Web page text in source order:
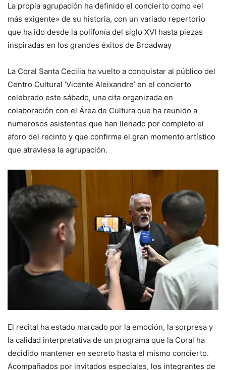
La propia agrupación ha definido el concierto como «el
más exigente» de su historia, con un variado repertorio
que ha ido desde la polifonía del siglo XVI hasta piezas
inspiradas en los grandes éxitos de Broadway
La Coral Santa Cecilia ha vuelto a conquistar al público del
Centro Cultural ‘Vicente Aleixandre’ en el concierto
celebrado este sábado, una cita organizada en
colaboración con el Área de Cultura que ha reunido a
numerosos asistentes que han llenado por completo el
aforo del recinto y que confirma el gran momento artístico
que atraviesa la agrupación.
El recital ha estado marcado por la emoción, la sorpresa y
la calidad interpretativa de un programa que la Coral ha
decidido mantener en secreto hasta el mismo concierto.
Acompañados por invitados especiales, los integrantes de